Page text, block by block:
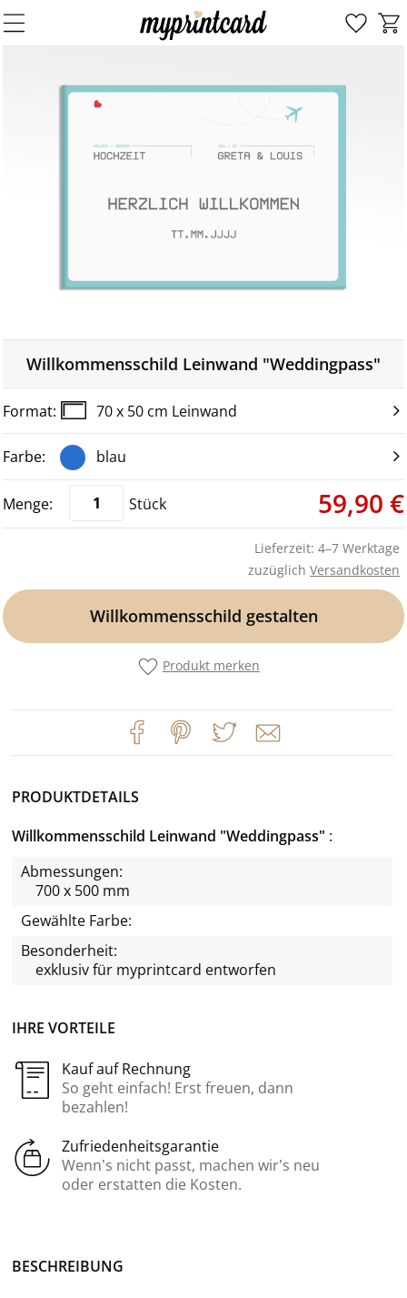
Willkommensschild Leinwand "Weddingpass"
70 x 50 cm Leinwand
blau
Stück 59,90 €
Lieferzeit: 4–7 Werktage
zuzüglich Versandkosten
Willkommensschild gestalten
Produkt merken
IHRE VORTEILE
Kauf auf Rechnung
So geht einfach! Erst freuen, dann
bezahlen!
Zufriedenheitsgarantie
Wenn’s nicht passt, machen wir’s neu
oder erstatten die Kosten.
PRODUKTDETAILS
Willkommensschild Leinwand "Weddingpass"
Abmessungen:
700 x 500 mm
Gewählte Farbe:
Besonderheit:
exklusiv für myprintcard entworfen
BE­SCHREI­BUNG